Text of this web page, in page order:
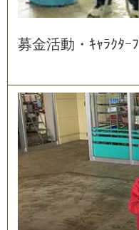
募金活動 ・ ｷｬﾗｸﾀｰﾌ